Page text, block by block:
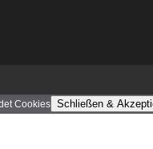
Cookies Schließen &